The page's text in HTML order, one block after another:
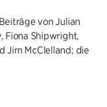
von Julian
Fiona Shipwright,
Jim McClelland; die